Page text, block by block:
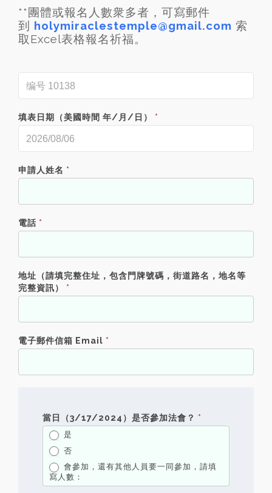
**團體或報名人數衆多者，可寫郵件
到 holymiraclestemple@gmail.com 索
取Excel表格報名祈福。
填表日期（美國時間 年/月/日） *
申請人姓名 *
電話 *
地址（請填完整住址，包含門牌號碼，街道路名，地名等
完整資訊） *
電子郵件信箱 Email *
當日（3/17/2024）是否參加法會？ *
是
否
會參加，還有其他人員要一同參加，請填
寫人數：
會參加，還有其他人員要一同參加，請填寫人數：